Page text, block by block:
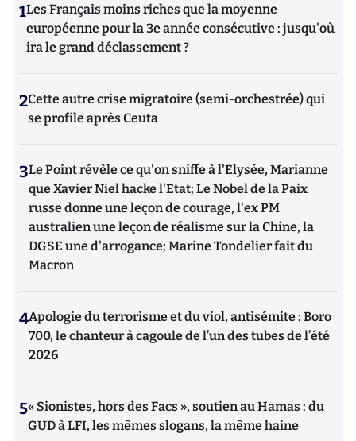
1Les Français moins riches que la moyenne
européenne pour la 3e année consécutive : jusqu'où
ira le grand déclassement ?
2Cette autre crise migratoire (semi-orchestrée) qui
se profile après Ceuta
3Le Point révèle ce qu'on sniffe à l'Elysée, Marianne
que Xavier Niel hacke l'Etat; Le Nobel de la Paix
russe donne une leçon de courage, l'ex PM
australien une leçon de réalisme sur la Chine, la
DGSE une d'arrogance; Marine Tondelier fait du
Macron
4Apologie du terrorisme et du viol, antisémite : Boro
700, le chanteur à cagoule de l’un des tubes de l’été
2026
5« Sionistes, hors des Facs », soutien au Hamas : du
GUD à LFI, les mêmes slogans, la même haine